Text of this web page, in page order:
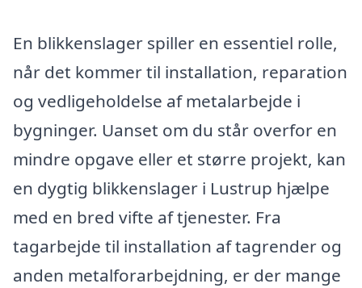
En blikkenslager spiller en essentiel rolle,
når det kommer til installation, reparation
og vedligeholdelse af metalarbejde i
bygninger. Uanset om du står overfor en
mindre opgave eller et større projekt, kan
en dygtig blikkenslager i Lustrup hjælpe
med en bred vifte af tjenester. Fra
tagarbejde til installation af tagrender og
anden metalforarbejdning, er der mange